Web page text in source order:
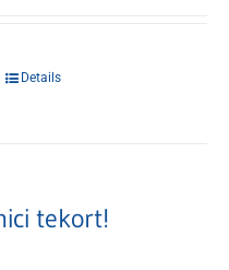
Details
tekort!